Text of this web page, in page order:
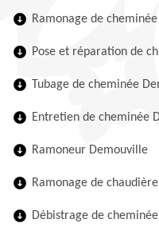
Ramonage de
Pose et réparation de
Tubage de cheminée
Entretien de cheminée
Ramoneur Demouville
Ramonage de
Débistrage de